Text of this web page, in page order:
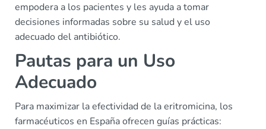
empodera a los pacientes y les ayuda a tomar
decisiones informadas sobre su salud y el uso
adecuado del antibiótico.
Pautas para un Uso
Adecuado
Para maximizar la efectividad de la eritromicina, los
farmacéuticos en España ofrecen guías prácticas: